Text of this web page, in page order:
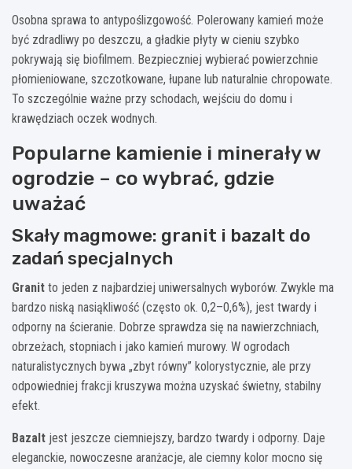
Osobna sprawa to antypoślizgowość. Polerowany kamień może
być zdradliwy po deszczu, a gładkie płyty w cieniu szybko
pokrywają się biofilmem. Bezpieczniej wybierać powierzchnie
płomieniowane, szczotkowane, łupane lub naturalnie chropowate.
To szczególnie ważne przy schodach, wejściu do domu i
krawędziach oczek wodnych.
Popularne kamienie i minerały w
ogrodzie – co wybrać, gdzie
uważać
Skały magmowe: granit i bazalt do
zadań specjalnych
Granit to jeden z najbardziej uniwersalnych wyborów. Zwykle ma
bardzo niską nasiąkliwość (często ok. 0,2–0,6%), jest twardy i
odporny na ścieranie. Dobrze sprawdza się na nawierzchniach,
obrzeżach, stopniach i jako kamień murowy. W ogrodach
naturalistycznych bywa „zbyt równy” kolorystycznie, ale przy
odpowiedniej frakcji kruszywa można uzyskać świetny, stabilny
efekt.
Bazalt jest jeszcze ciemniejszy, bardzo twardy i odporny. Daje
eleganckie, nowoczesne aranżacje, ale ciemny kolor mocno się